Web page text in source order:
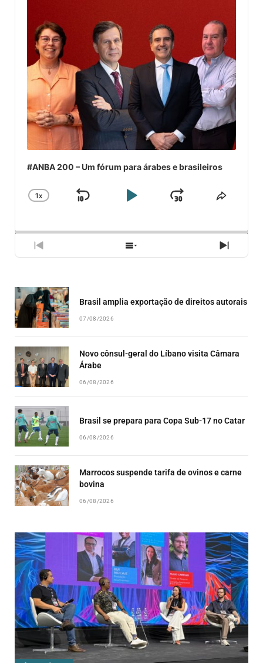
#ANBA 200 – Um fórum para árabes e brasileiros
CHANGE
1X
SKIP
PLAYJUMP
PREVIOUS
SHOW
NEXT
Brasil amplia exportação de direitos autorais
07/08/2026
Novo cônsul-geral do Líbano visita Câmara
Árabe
06/08/2026
Brasil se prepara para Copa Sub-17 no Catar
06/08/2026
Marrocos suspende tarifa de ovinos e carne
bovina
06/08/2026